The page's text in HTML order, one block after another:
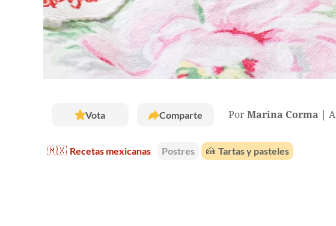
Vota Comparte Por Marina Corma
🇲🇽 Recetas mexicanas Postres 🍰 Tartas y pasteles